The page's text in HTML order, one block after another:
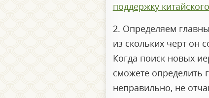
поддержку
2. Определяем
из скольких черт он
Когда поиск новых
сможете определить
неправильно, не